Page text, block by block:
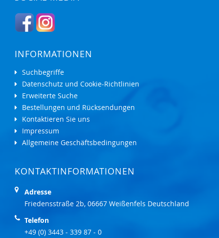
INFORMATIONEN
Suchbegriffe
Datenschutz und Cookie-Richtlinien
Erweiterte Suche
Bestellungen und Rücksendungen
Kontaktieren Sie uns
Impressum
Allgemeine Geschäftsbedingungen
KONTAKTINFORMATIONEN
Adresse
Friedensstraße 2b, 06667 Weißenfels Deutschland
Telefon
+49 (0) 3443 - 339 87 - 0